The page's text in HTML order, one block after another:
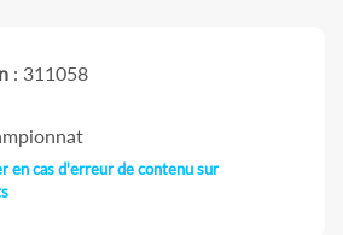
: 311058
en cas d'erreur de contenu sur